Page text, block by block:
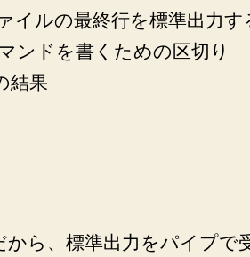
イルの最終行を標準出力す
ンドを書くための区切り
結果
ら、標準出力をパイプで